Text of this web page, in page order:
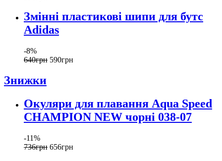
Змінні пластикові шипи для бутс
Adidas
-8%
640грн 590грн
Знижки
Окуляри для плавання Aqua Speed
CHAMPION NEW чорні 038-07
-11%
736грн 656грн